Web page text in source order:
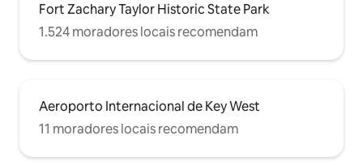
Fort Zachary Taylor Historic State Park
1.524 moradores locais recomendam
Aeroporto Internacional de Key West
11 moradores locais recomendam